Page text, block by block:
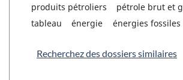
produits pétroliers
pétrole brut et
tableau
énergie énergies fossiles
Recherchez des dossiers similaires